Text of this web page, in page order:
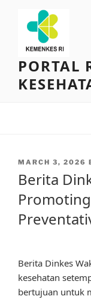
content
PORTAL
POSTED
MARCH 3, 2026
Berita
Berita Dinkes
kesehatan
bertujuan untuk